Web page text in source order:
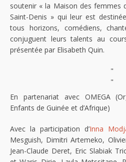
soutenir « la Maison des femmes
Saint-Denis » qui leur est
tous horizons, comédiens,
conjuguent leurs talents au
présentée par Elisabeth Quin.
"
"
En partenariat avec OMEGA
Enfants de Guinée et d’Afrique)
Avec la participation d’Inna
Mesguish, Dimitri Artemeko,
Jean-Claude Deret, Eric Slabiak